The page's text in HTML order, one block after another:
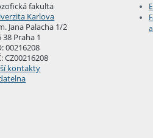
fakulta
Karlova
Jana Palacha 1/2
38 Praha 1
00216208
CZ00216208
kontakty